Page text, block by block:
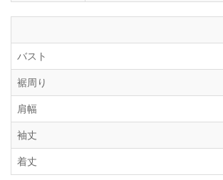
バスト
裾周り
肩幅
袖丈
着丈